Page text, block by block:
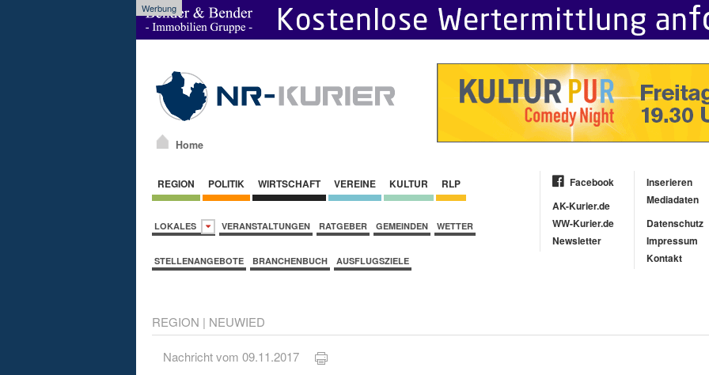
Werbung
Home
REGION POLITIK WIRTSCHAFT VEREINE KULTUR RLP
LOKALES VERANSTALTUNGEN RATGEBER GEMEINDEN WETTER
STELLENANGEBOTE BRANCHENBUCH AUSFLUGSZIELE
Facebook
AK-Kurier.de
WW-Kurier.de
Newsletter
Inserieren
Mediadaten
Datenschutz
Impressum
Kontakt
REGION | NEUWIED
Nachricht vom 09.11.2017